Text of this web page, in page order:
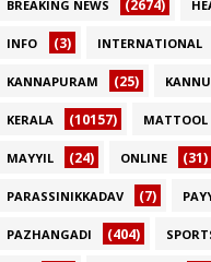
BREAKING NEWS (2674)
INFO (3) INTERNATIONAL
KANNAPURAM (25)
KERALA (10157) MATTOOL
MAYYIL (24) ONLINE (31)
PARASSINIKKADAV (7)
PAZHANGADI (404)